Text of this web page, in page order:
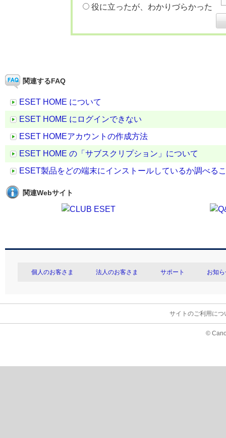
役に立ったが、わかりづらかった
関連するFAQ
ESET HOME について
ESET HOME にログインできない
ESET HOMEアカウントの作成方法
ESET HOME の「サブスクリプション」について
ESET製品をどの端末にインストールしているか調べる
関連Webサイト
個人のお客さま 法人のお客さま サポート お知
サイトのご利用につ
©